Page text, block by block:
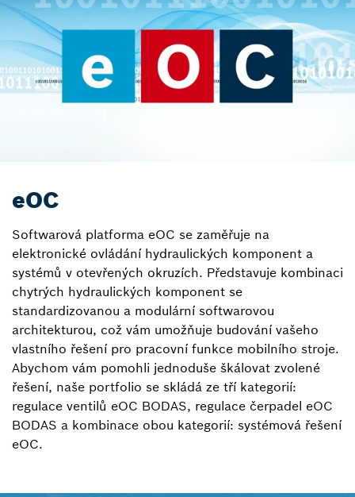
eOC
Softwarová platforma eOC se zaměřuje na
elektronické ovládání hydraulických komponent a
systémů v otevřených okruzích. Představuje kombinaci
chytrých hydraulických komponent se
standardizovanou a modulární softwarovou
architekturou, což vám umožňuje budování vašeho
vlastního řešení pro pracovní funkce mobilního stroje.
Abychom vám pomohli jednoduše škálovat zvolené
řešení, naše portfolio se skládá ze tří kategorií:
regulace ventilů eOC BODAS, regulace čerpadel eOC
BODAS a kombinace obou kategorií: systémová řešení
eOC.